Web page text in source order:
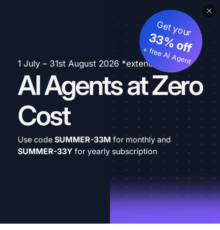
1 July – 31st August 2026 *extended
AI Agents at Zero
Cost
Get your
33% off
+ free AI Agent
Use code SUMMER-33M for monthly and
SUMMER-33Y for yearly subscription